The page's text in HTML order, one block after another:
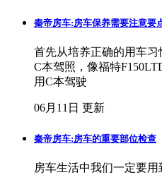
秦帝房车:房车保养需要注意要
首先从培养正确的用车
C本驾照，像福特
用C本驾驶
06月11日 更新
秦帝房车:房车的重要部位检查
房车生活中我们一定要